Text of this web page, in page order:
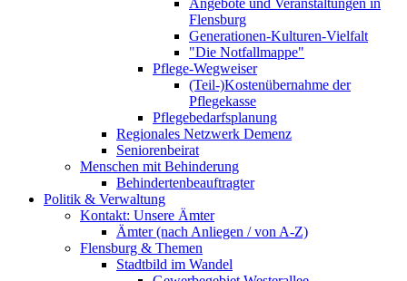
Angebote und Veranstaltungen in
Flensburg
Generationen-Kulturen-Vielfalt
"Die Notfallmappe"
Pflege-Wegweiser
(Teil-)Kostenübernahme der
Pflegekasse
Pflegebedarfsplanung
Regionales Netzwerk Demenz
Seniorenbeirat
Menschen mit Behinderung
Behindertenbeauftragter
Politik & Verwaltung
Kontakt: Unsere Ämter
Ämter (nach Anliegen / von A-Z)
Flensburg & Themen
Stadtbild im Wandel